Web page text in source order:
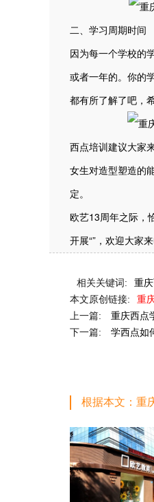
二、学习周期时间
因为每一个学校的
或者一年的。你的
都有所了解了吧，
西点培训建议大家
女生对造型塑造的
定。
欧艺13周年之际，
开展“”，欢迎大家
相关关键词:
重
本文原创链接:
重
上一篇:
重庆西点
下一篇:
学西点如
根据本文：重